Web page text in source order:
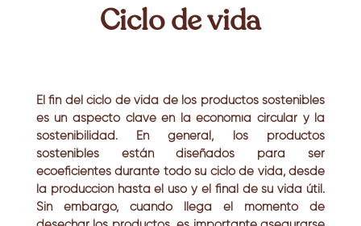
Ciclo de vida
El fin del ciclo de vida de los productos sostenibles
es un aspecto clave en la economía circular y la
sostenibilidad. En general, los productos
sostenibles están diseñados para ser
ecoeficientes durante todo su ciclo de vida, desde
la producción hasta el uso y el final de su vida útil.
Sin embargo, cuando llega el momento de